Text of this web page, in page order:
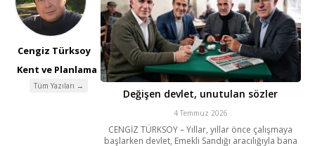
Cengiz Türksoy
Kent ve Planlama
Tüm Yazıları →
Değişen devlet, unutulan sözler
4 Temmuz 2026
CENGİZ TÜRKSOY – Yıllar, yıllar önce çalışmaya
başlarken devlet, Emekli Sandığı aracılığıyla bana